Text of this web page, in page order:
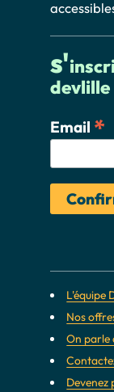
s'
devlille
Email *
L'équipe
Nos
On parle